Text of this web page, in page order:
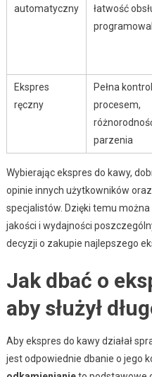
automatyczny
łatwość
Ekspres
ręczny
Pełna
procesem,
parzenia
Wybierając ekspres do kawy,
opinie innych użytkowników
specjalistów. Dzięki temu
jakości i wydajności
decyzji o zakupie najlepszego
Jak dbać o
aby służył
Aby ekspres do kawy działał
jest odpowiednie dbanie o jego